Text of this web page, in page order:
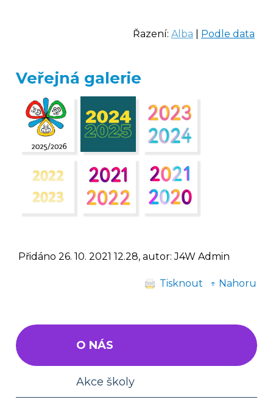
Řazení: Alba Podle data
Veřejná galerie
Přidáno 26. 10. 2021 12.28, autor: J4W Admin
Tisknout ↑ Nahoru
O NÁS
Akce školy